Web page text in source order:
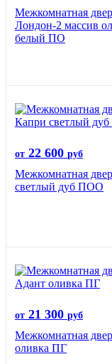
Межкомнатная
Лондон-2 массив
белый ПО
от 22 600 руб
Межкомнатная
светлый дуб ПОО
от 21 300 руб
Межкомнатная
оливка ПГ